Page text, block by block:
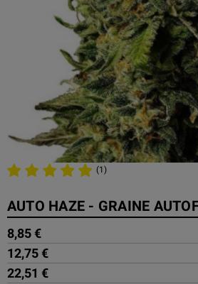
(1)
AUTO HAZE - GRAINE
8,85 €
12,75 €
22,51 €